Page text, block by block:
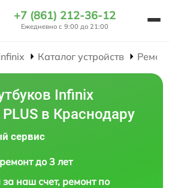
+7 (861) 212-36-12
Ежедневно с 9:00 до 21:00
Каталог устройств
Infinix
PLUS в Краснодару
сервис
до 3 лет
наш счет, ремонт по